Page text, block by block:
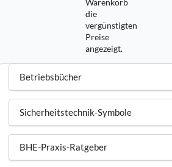
Warenkorb
die
vergünstigten
Preise
angezeigt.
Betriebsbücher
Sicherheitstechnik-Symbole
BHE-Praxis-Ratgeber